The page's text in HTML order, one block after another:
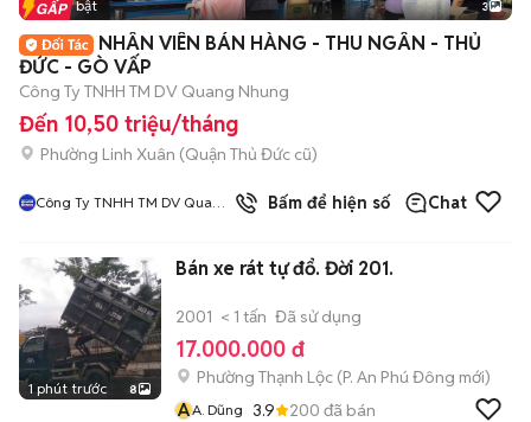
Tin nổi bật 3
NHÂN VIÊN BÁN HÀNG - THU NGÂN - THỦ
ĐỨC - GÒ VẤP
Công Ty TNHH TM DV Quang Nhung
Đến 10,50 triệu/tháng
Phường Linh Xuân (Quận Thủ Đức cũ)
Công Ty TNHH TM DV Quang
Bấm để hiện số Chat
1 phút trước 8
Bán xe rát tự đổ. Đời 201.
2001 < 1 tấn Đã sử dụng
17.000.000 đ
Phường Thạnh Lộc (P. An Phú Đông mới)
AA. Dũng 3.9 200 đã bán